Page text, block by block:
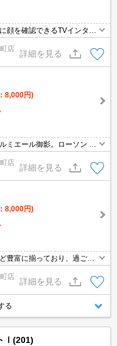
顔を確認できるTVインター
すく便利です。室内設備は
備を備え付けています。CA
富なジャンルの番組が楽し
店
詳細を見る
8,000円)
ミエール御影。ローソン H
ーホンを通じて室内から会
件です。
店
詳細を見る
8,000円)
豊富に揃っており、過ごし
付いております。収納はシ
ので、衣類や履き物の整理
店
詳細を見る
る
Ⅰ(201)